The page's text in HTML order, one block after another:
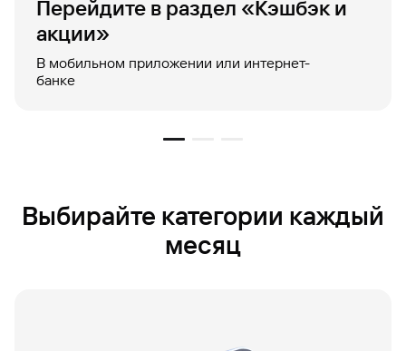
Перейдите в раздел «Кэшбэк и
акции»
В мобильном приложении или интернет-
банке
Выбирайте категории каждый
месяц